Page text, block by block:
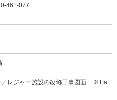
461-077
／レジャー施設の改修工事図面 ※Tfa